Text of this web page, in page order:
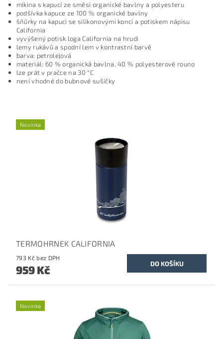
mikina s kapucí ze směsi organické bavlny a polyesteru
podšívka kapuce ze 100 % organické bavlny
šňůrky na kapuci se silikonovými konci a potiskem nápisu
California
vyvýšený potisk loga California na hrudi
lemy rukávů a spodní lem v kontrastní barvě
barva: petrolejová
materiál: 60 % organická bavlna, 40 % polyesterové rouno
lze prát v pračce na 30 °C
není vhodné do bubnové sušičky
Novinka
TERMOHRNEK CALIFORNIA
793 Kč bez DPH
959 Kč
Novinka